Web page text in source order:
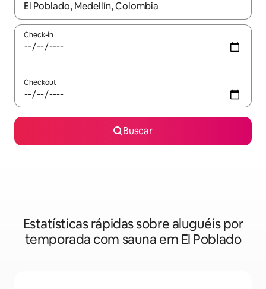
Quando os resultados estiverem disponíveis, explore-os
Check-in
Checkout
Buscar
Estatísticas rápidas sobre aluguéis por
temporada com sauna em El Poblado